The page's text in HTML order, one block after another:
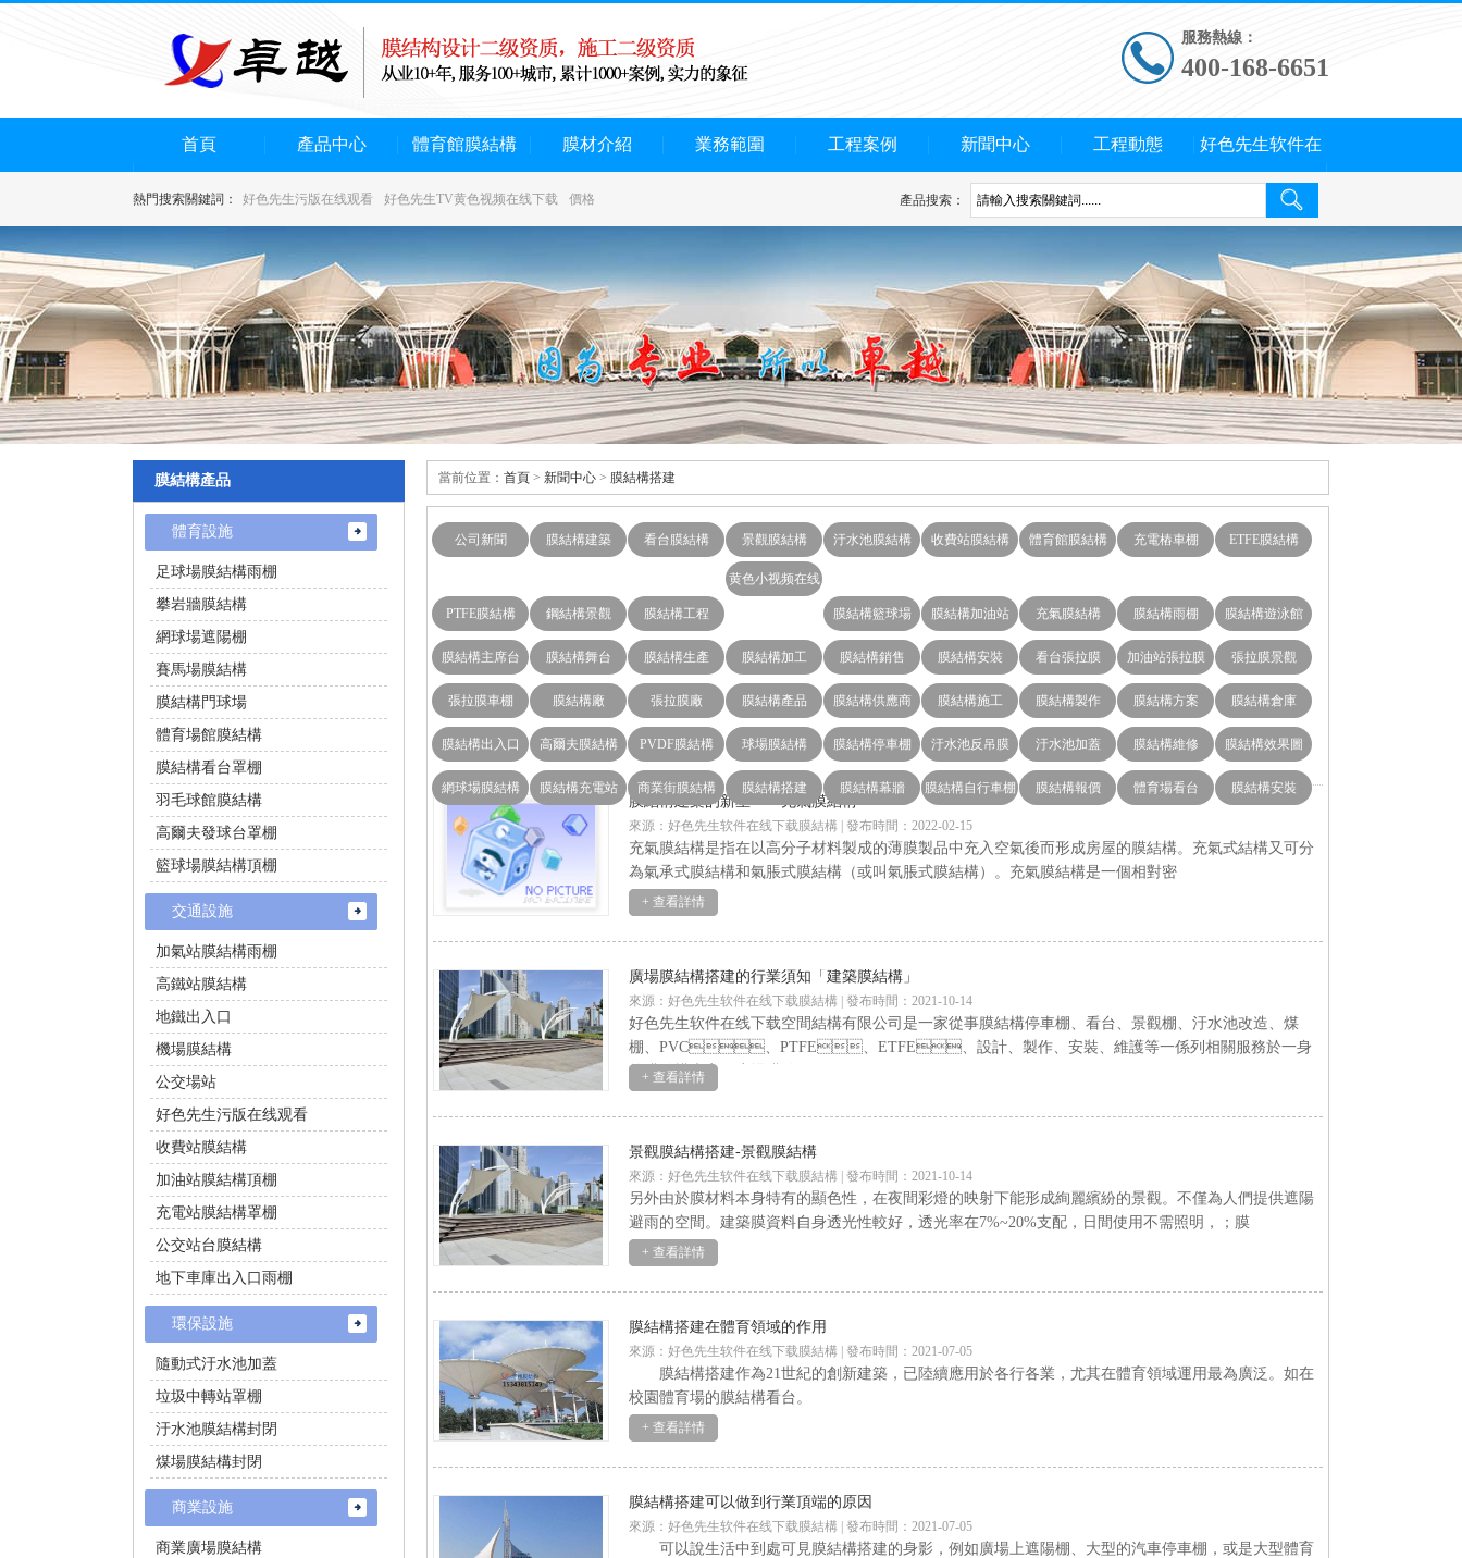
服務熱線：
400-168-6651
首頁 產品中心 體育館膜結構 膜材介紹 業務範圍 工程案例 新聞中心 工程動態 好色先生软件在
线下载概況
產品搜索：
熱門搜索關鍵詞： 好色先生污版在线观看 好色先生TV黄色视频在线下载 價格
當前位置： 首頁 > 新聞中心 > 膜結構搭建
公司新聞 膜結構建築 看台膜結構 景觀膜結構 汙水池膜結構 收費站膜結構 體育館膜結構 充電樁車棚 ETFE膜結構
PTFE膜結構 鋼結構景觀 膜結構工程
黄色小视频在线
膜結構籃球場 膜結構加油站 充氣膜結構 膜結構雨棚 膜結構遊泳館
膜結構主席台 膜結構舞台 膜結構生產 膜結構加工 膜結構銷售 膜結構安裝 看台張拉膜 加油站張拉膜 張拉膜景觀
張拉膜車棚 膜結構廠 張拉膜廠 膜結構產品 膜結構供應商 膜結構施工 膜結構製作 膜結構方案 膜結構倉庫
膜結構出入口 高爾夫膜結構 PVDF膜結構 球場膜結構 膜結構停車棚 汙水池反吊膜 汙水池加蓋 膜結構維修 膜結構效果圖
網球場膜結構 膜結構充電站 商業街膜結構 膜結構搭建 膜結構幕牆 膜結構自行車棚 膜結構報價 體育場看台 膜結構安裝
膜結構建築的新星——充氣膜結構
來源：好色先生软件在线下载膜結構 | 發布時間：2022-02-15
充氣膜結構是指在以高分子材料製成的薄膜製品中充入空氣後而形成房屋的膜結構。充氣式結構又可分
為氣承式膜結構和氣脹式膜結構（或叫氣脹式膜結構）。充氣膜結構是一個相對密
+ 查看詳情
廣場膜結構搭建的行業須知「建築膜結構」
來源：好色先生软件在线下载膜結構 | 發布時間：2021-10-14
好色先生软件在线下载空間結構有限公司是一家從事膜結構停車棚、看台、景觀棚、汙水池改造、煤
棚、PVC、PTFE、ETFE、設計、製作、安裝、維護等一係列相關服務於一身
的膜結構廠家。廣場膜結
+ 查看詳情
景觀膜結構搭建-景觀膜結構
來源：好色先生软件在线下载膜結構 | 發布時間：2021-10-14
另外由於膜材料本身特有的顯色性，在夜間彩燈的映射下能形成絢麗繽紛的景觀。不僅為人們提供遮陽
避雨的空間。建築膜資料自身透光性較好，透光率在7%~20%支配，日間使用不需照明，；膜
+ 查看詳情
膜結構搭建在體育領域的作用
來源：好色先生软件在线下载膜結構 | 發布時間：2021-07-05
膜結構搭建作為21世紀的創新建築，已陸續應用於各行各業，尤其在體育領域運用最為廣泛。如在
校園體育場的膜結構看台。
膜結構看台選擇有點難，膜結構搭建讓新手體育
+ 查看詳情
膜結構搭建可以做到行業頂端的原因
來源：好色先生软件在线下载膜結構 | 發布時間：2021-07-05
可以說生活中到處可見膜結構搭建的身影，例如廣場上遮陽棚、大型的汽車停車棚，或是大型體育
膜結構產品
體育設施
足球場膜結構雨棚
攀岩牆膜結構
網球場遮陽棚
賽馬場膜結構
膜結構門球場
體育場館膜結構
膜結構看台罩棚
羽毛球館膜結構
高爾夫發球台罩棚
籃球場膜結構頂棚
交通設施
加氣站膜結構雨棚
高鐵站膜結構
地鐵出入口
機場膜結構
公交場站
好色先生污版在线观看
收費站膜結構
加油站膜結構頂棚
充電站膜結構罩棚
公交站台膜結構
地下車庫出入口雨棚
環保設施
隨動式汙水池加蓋
垃圾中轉站罩棚
汙水池膜結構封閉
煤場膜結構封閉
商業設施
商業廣場膜結構